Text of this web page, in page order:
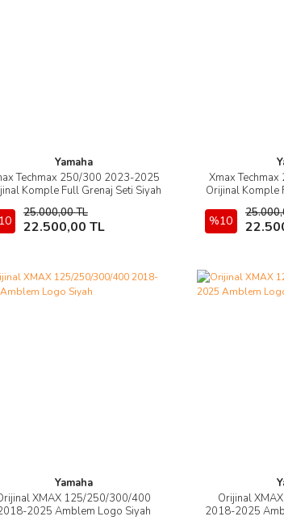
Yamaha
Techmax 250/300 2023-2025
Komple Full Grenaj Seti Siyah
25.000,00 TL
22.500,00 TL
İncele
Sepete Ekle
Xmax
Orijinal Komple
%10
Yamaha
XMAX 125/250/300/400
2025 Amblem Logo Siyah
İncele
Orijinal
2018-2025